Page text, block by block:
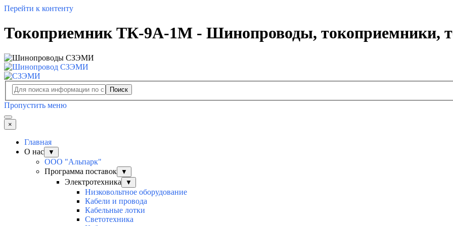
Перейти к контенту
Токоприемник ТК-9А-1М - Шинопроводы, токоприемники,
Поиск
Пропустить меню
×
Главная
О нас
▼
ООО "Альпарк"
Программа поставок
▼
Электротехника ▼
Низковольтное оборудование
Кабели и провода
Кабельные лотки
Светотехника